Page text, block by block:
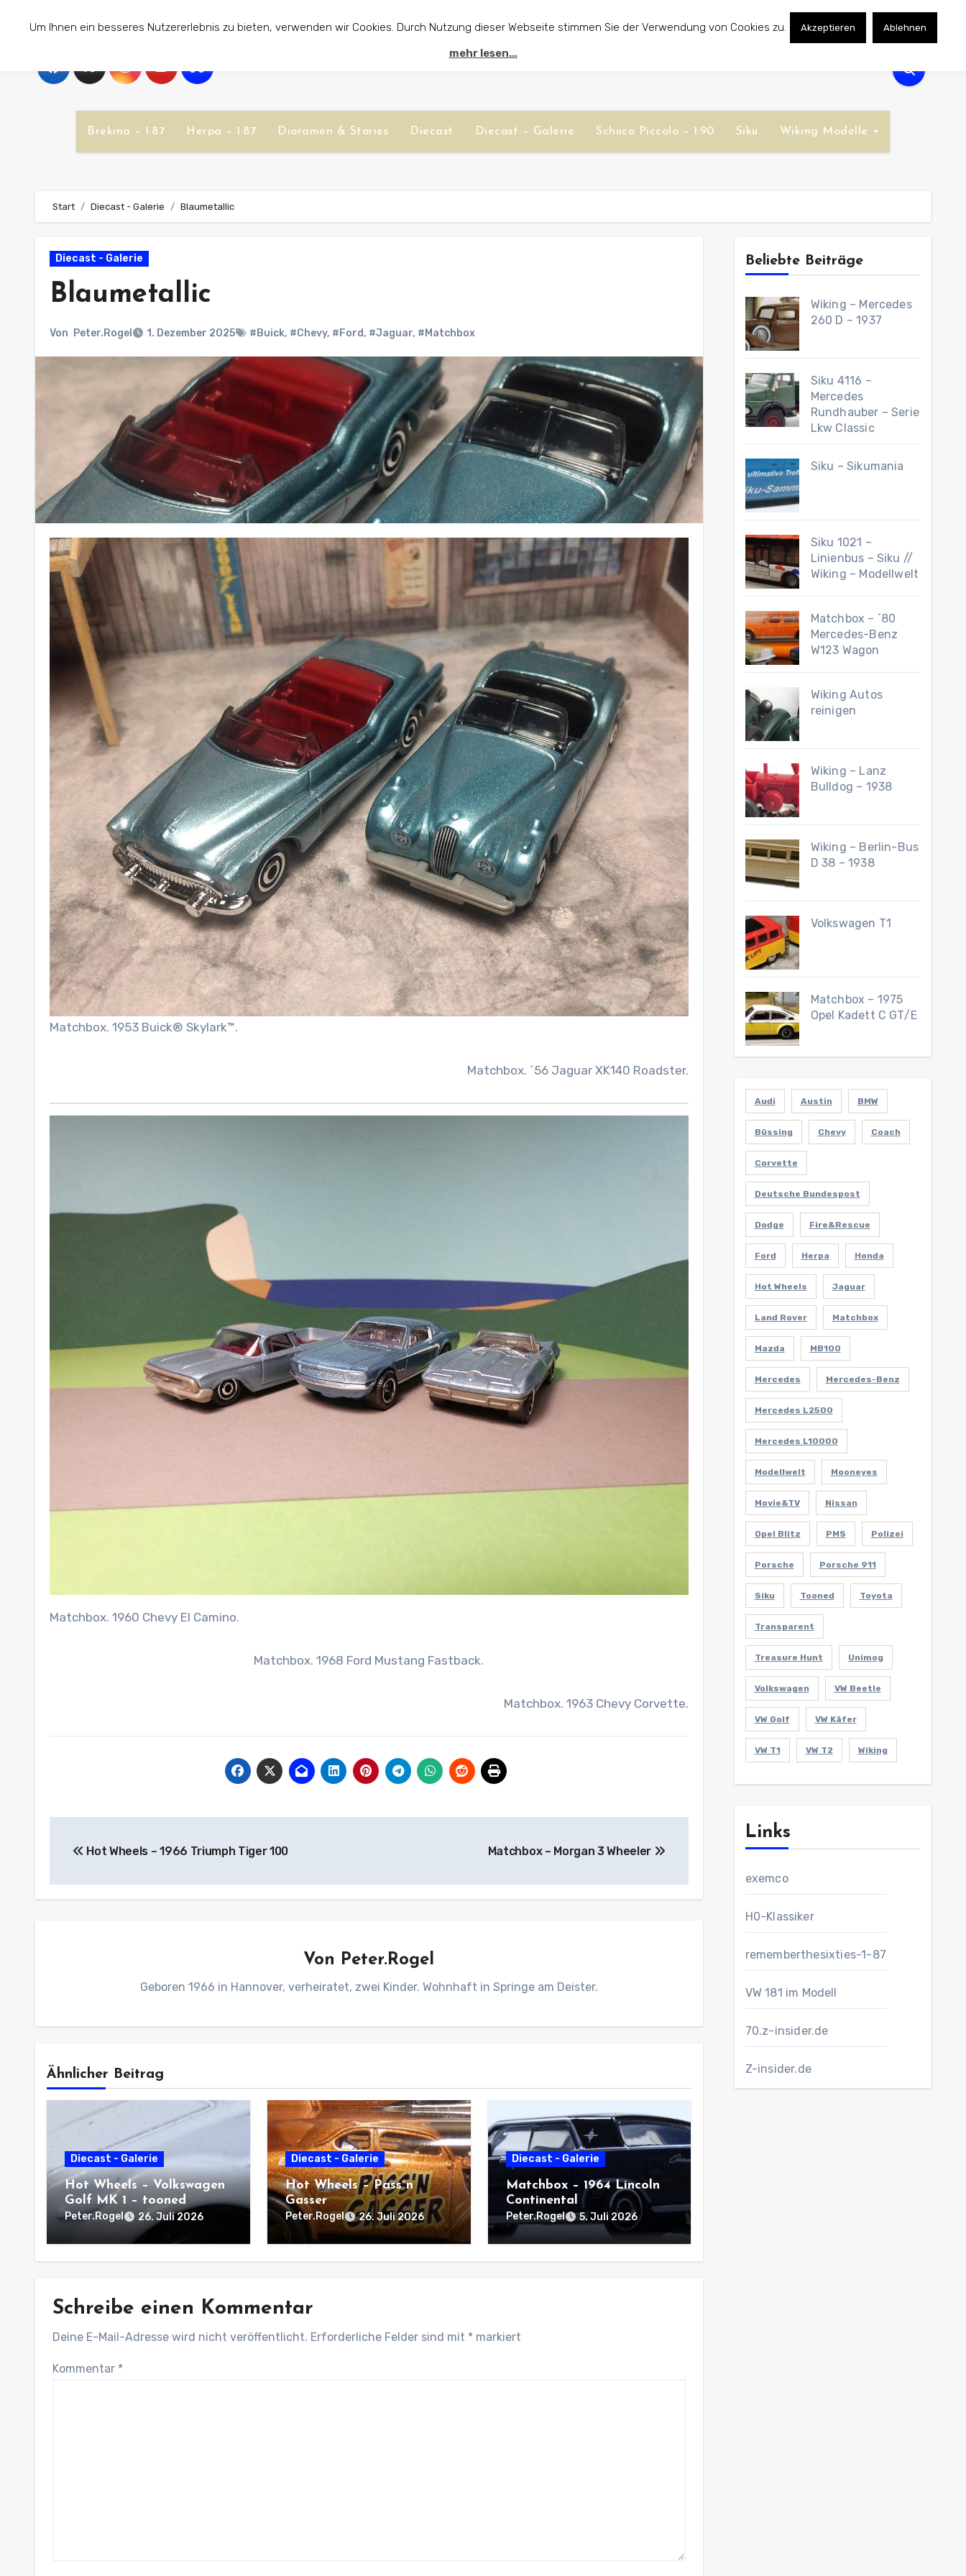
Inhalt
Brekina – 1:87 Herpa – 1:87 Dioramen & Stories Diecast Diecast – Galerie Schuco Piccolo – 1:90 Siku Wiking Modelle
Start Diecast - Galerie Blaumetallic
Diecast - Galerie
Blaumetallic
Von Peter.Rogel 1. Dezember 2025 #Buick, #Chevy, #Ford, #Jaguar, #Matchbox
Matchbox. 1953 Buick® Skylark™.
Matchbox. ´56 Jaguar XK140 Roadster.
Matchbox. 1960 Chevy El Camino.
Matchbox. 1968 Ford Mustang Fastback.
Matchbox. 1963 Chevy Corvette.
Hot Wheels – 1966 Triumph Tiger 100 Matchbox – Morgan 3 Wheeler
Von Peter.Rogel
Geboren 1966 in Hannover, verheiratet, zwei Kinder. Wohnhaft in Springe am Deister.
Ähnlicher Beitrag
Diecast - Galerie
Hot Wheels – Volkswagen
Golf MK 1 – tooned
Peter.Rogel 26. Juli 2026
Diecast - Galerie
Hot Wheels – Pass´n
Gasser
Peter.Rogel 26. Juli 2026
Diecast - Galerie
Matchbox – 1964 Lincoln
Continental
Peter.Rogel 5. Juli 2026
Schreibe einen Kommentar
Deine E-Mail-Adresse wird nicht veröffentlicht. Erforderliche Felder sind mit * markiert
Kommentar *
Beliebte Beiträge
Wiking – Mercedes
260 D – 1937
Siku 4116 –
Mercedes
Rundhauber – Serie
Lkw Classic
Siku – Sikumania
Siku 1021 –
Linienbus – Siku //
Wiking – Modellwelt
Matchbox – ´80
Mercedes-Benz
W123 Wagon
Wiking Autos
reinigen
Wiking – Lanz
Bulldog – 1938
Wiking – Berlin-Bus
D 38 – 1938
Volkswagen T1
Matchbox – 1975
Opel Kadett C GT/E
Audi Austin BMW
Büssing Chevy Coach
Corvette
Deutsche Bundespost
Dodge Fire&Rescue
Ford Herpa Honda
Hot Wheels Jaguar
Land Rover Matchbox
Mazda MB100
Mercedes Mercedes-Benz
Mercedes L2500
Mercedes L10000
Modellwelt Mooneyes
Movie&TV Nissan
Opel Blitz PMS Polizei
Porsche Porsche 911
Siku Tooned Toyota
Transparent
Treasure Hunt Unimog
Volkswagen VW Beetle
VW Golf VW Käfer
VW T1 VW T2 Wiking
Links
exemco
H0-Klassiker
rememberthesixties-1-87
VW 181 im Modell
70.z-insider.de
Z-insider.de
Um Ihnen ein besseres Nutzererlebnis zu bieten, verwenden wir Cookies. Durch Nutzung dieser Webseite stimmen Sie der Verwendung von Cookies zu. Akzeptieren Ablehnen
mehr lesen...